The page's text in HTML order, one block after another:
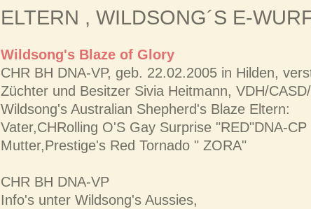
ELTERN , WILDSONG´S E-
Wildsong's Blaze of Glory
CHR BH DNA-VP, geb. 22.02.2005 in Hilden,
Züchter und Besitzer Sivia Heitmann, VDH/
Wildsong's Australian Shepherd's Blaze Eltern:
Vater,CHRolling O'S Gay Surprise "RED"DNA-CP
Mutter,Prestige's Red Tornado " ZORA"
CHR BH DNA-VP
Info's unter Wildsong's Aussies,